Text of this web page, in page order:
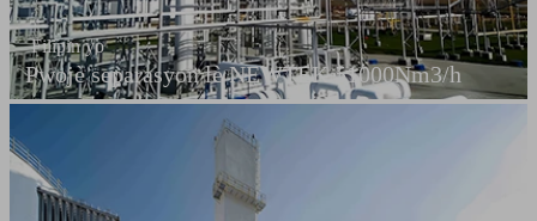
Filipin yo
Pwojè separasyon lè NEWTEK 51000Nm3/h